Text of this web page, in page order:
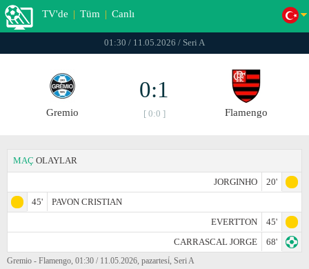
TV'de | Tüm | Canlı
01:30 / 11.05.2026 / Seri A
Gremio
0:1
[ 0:0 ] Flamengo
MAÇ OLAYLAR
JORGINHO
20'
45'
PAVON CRISTIAN
EVERTTON
45'
CARRASCAL JORGE
68'
Gremio - Flamengo, 01:30 / 11.05.2026, pazartesi̇, Seri A